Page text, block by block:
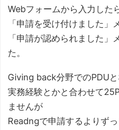
Webフォームから入力したら
「申請を受け付けました」
「申請が認められました」
た。
Giving back分野でのPDUと
実務経験とかと合わせて
ませんが
Readngで申請するよりずっ